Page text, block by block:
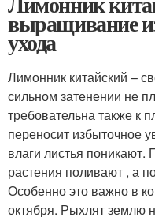
выращивание
ухода
Лимонник китайский –
сильном затенении не
требовательна также к
переносит избыточное
влаги листья поникают.
растения поливают , а
Особенно это важно в
октября. Рыхлят землю